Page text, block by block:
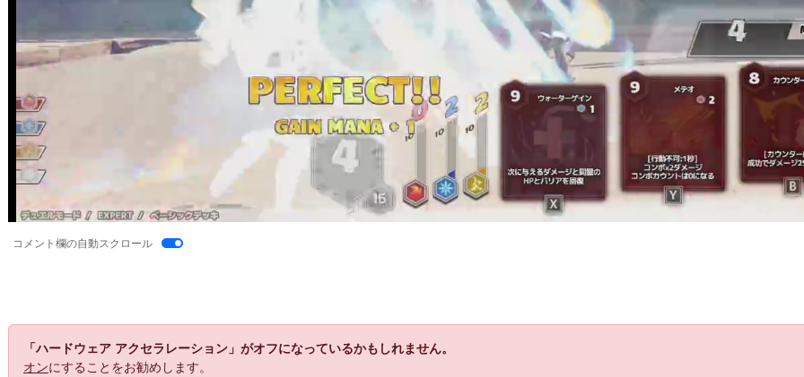
コメント欄の自動スクロール
「ハードウェア アクセラレーション」がオフになっているかもしれません。
オンにすることをお勧めします。